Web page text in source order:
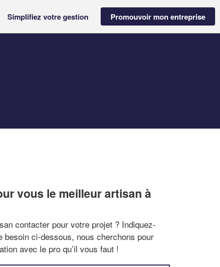
Simplifiez votre gestion Promouvoir mon entreprise
vous le meilleur artisan à
contacter pour votre projet ? Indiquez-
besoin ci-dessous, nous cherchons pour
avec le pro qu’il vous faut !